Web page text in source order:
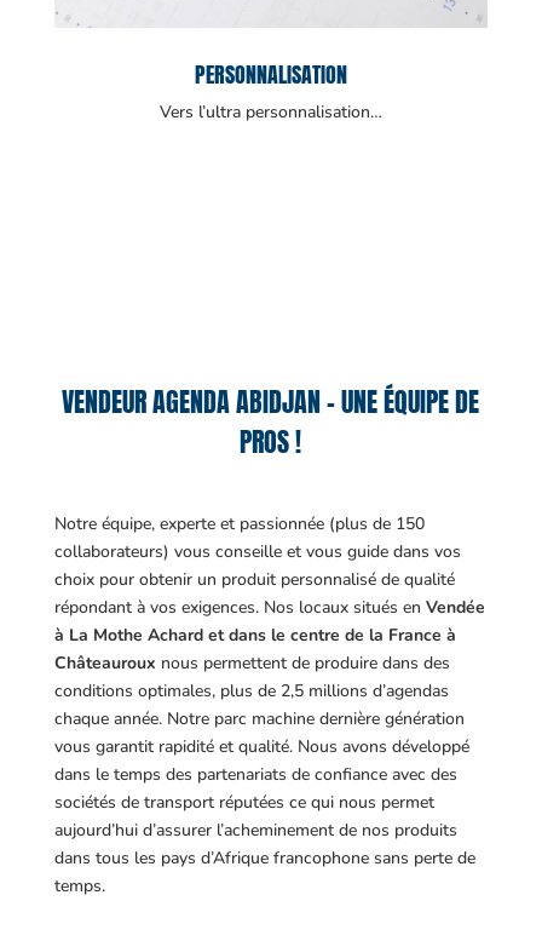
PERSONNALISATION
Vers l’ultra personnalisation…
VENDEUR AGENDA ABIDJAN – UNE ÉQUIPE DE
PROS !
Notre équipe, experte et passionnée (plus de 150
collaborateurs) vous conseille et vous guide dans vos
choix pour obtenir un produit personnalisé de qualité
répondant à vos exigences. Nos locaux situés en Vendée
à La Mothe Achard et dans le centre de la France à
Châteauroux nous permettent de produire dans des
conditions optimales, plus de 2,5 millions d’agendas
chaque année. Notre parc machine dernière génération
vous garantit rapidité et qualité. Nous avons développé
dans le temps des partenariats de confiance avec des
sociétés de transport réputées ce qui nous permet
aujourd’hui d’assurer l’acheminement de nos produits
dans tous les pays d’Afrique francophone sans perte de
temps.